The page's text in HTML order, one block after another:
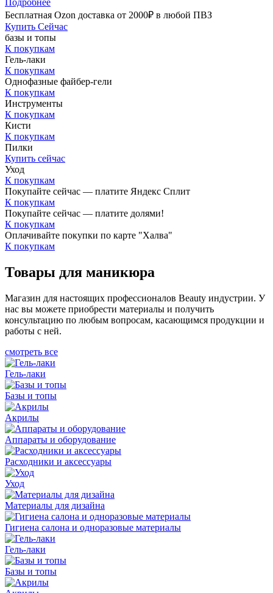
Бесплатная Ozon доставка от 2000₽ в любой ПВЗ
Купить Сейчас
базы и топы
К покупкам
Гель-лаки
К покупкам
Однофазные файбер-гели
К покупкам
Инструменты
К покупкам
Кисти
К покупкам
Пилки
Купить сейчас
Уход
К покупкам
Покупайте сейчас — платите Яндекс Сплит
К покупкам
Покупайте сейчас — платите долями!
К покупкам
Оплачивайте покупки по карте "Халва"
К покупкам
Товары для маникюра
Магазин для настоящих профессионалов Beauty индустрии. У
нас вы можете приобрести материалы и получить
консультацию по любым вопросам, касающимся продукции и
работы с ней.
смотреть все
Гель-лаки
Базы и топы
Акрилы
Аппараты и оборудование
Расходники и аксессуары
Уход
Материалы для дизайна
Гигиена салона и одноразовые материалы
Гель-лаки
Базы и топы